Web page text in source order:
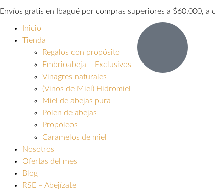
Envíos gratis en Ibagué por compras superiores a $60.000,
Inicio
Tienda
Regalos con propósito
Embrioabeja – Exclusivos
Vinagres naturales
(Vinos de Miel) Hidromiel
Miel de abejas pura
Polen de abejas
Propóleos
Caramelos de miel
Nosotros
Ofertas del mes
Blog
RSE – Abejízate